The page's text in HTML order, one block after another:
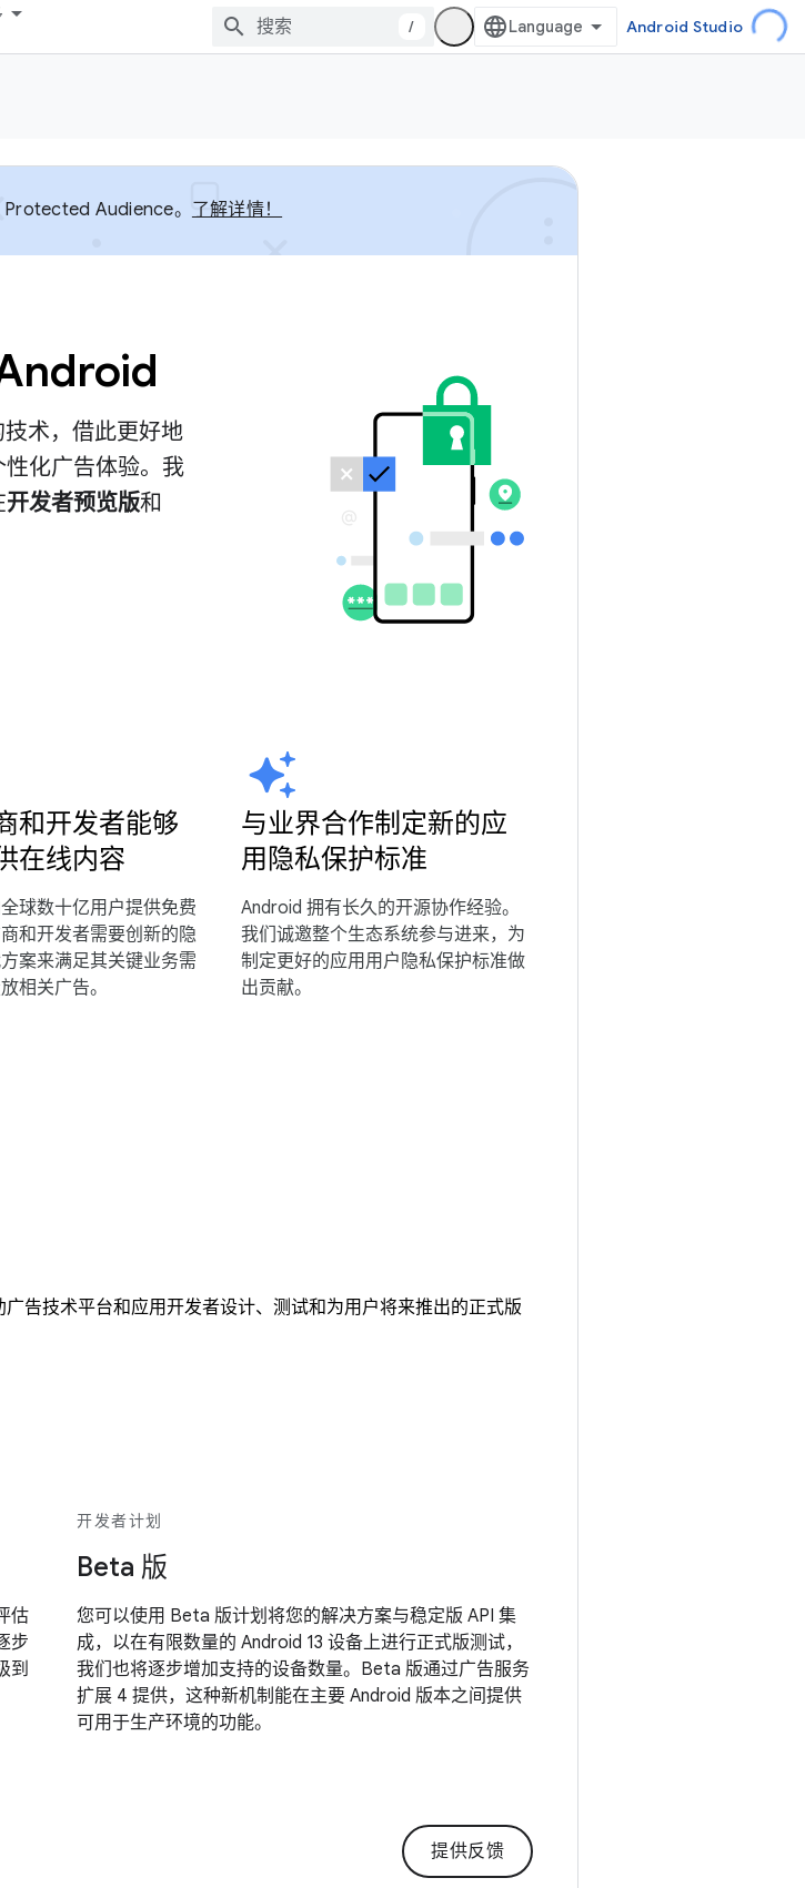
/ Android Studio
Audience。 了解详情！
术，借此更好地
化广告体验。我
开发者预览版和
和开发者能够
在线内容
球数十亿用户提供免费
和开发者需要创新的隐
案来满足其关键业务需
相关广告。
与业界合作制定新的应
用隐私保护标准
Android 拥有长久的开源协作经验。
我们诚邀整个生态系统参与进来，为
制定更好的应用用户隐私保护标准做
出贡献。
告技术平台和应用开发者设计、测试和为用户将来推出的正式版
估
步
到
开发者计划
Beta 版
您可以使用 Beta 版计划将您的解决方案与稳定版 API 集
成，以在有限数量的 Android 13 设备上进行正式版测试，
我们也将逐步增加支持的设备数量。Beta 版通过广告服务
扩展 4 提供，这种新机制能在主要 Android 版本之间提供
可用于生产环境的功能。
提供反馈